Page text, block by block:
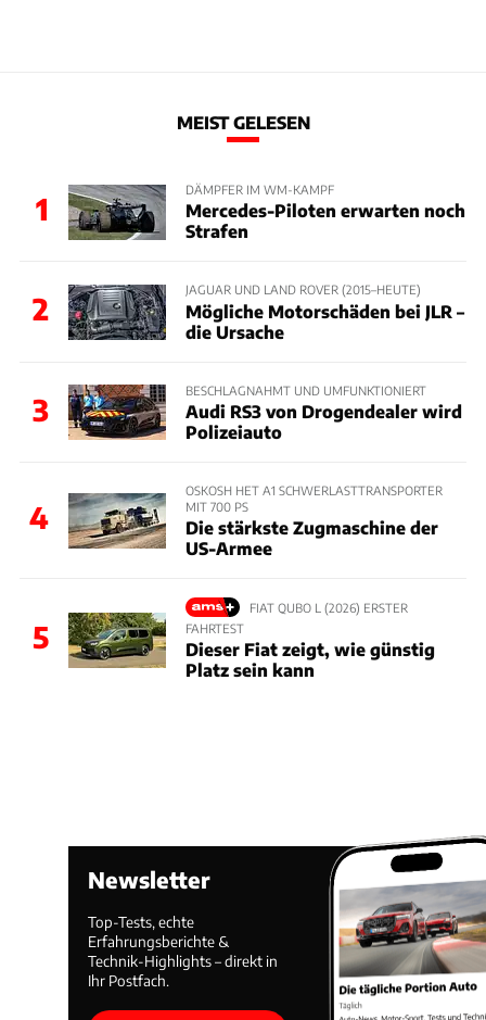
MEIST GELESEN
1
DÄMPFER IM WM-KAMPF
Mercedes-Piloten erwarten noch
Strafen
2
JAGUAR UND LAND ROVER (2015–HEUTE)
Mögliche Motorschäden bei JLR –
die Ursache
3
BESCHLAGNAHMT UND UMFUNKTIONIERT
Audi RS3 von Drogendealer wird
Polizeiauto
4
OSKOSH HET A1 SCHWERLASTTRANSPORTER
MIT 700 PS
Die stärkste Zugmaschine der
US-Armee
5
FIAT QUBO L (2026) ERSTER
FAHRTEST
Dieser Fiat zeigt, wie günstig
Platz sein kann
Newsletter
Top-Tests, echte
Erfahrungsberichte &
Technik-Highlights – direkt in
Ihr Postfach.